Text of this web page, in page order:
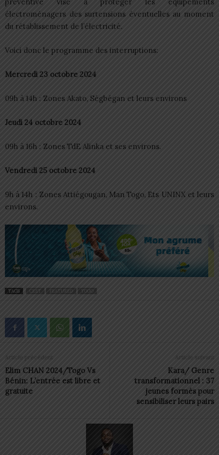
électroménagers des surtensions éventuelles au moment
du rétablissement de l’électricité.
Voici donc le programme des interruptions:
Mercredi 23 octobre 2024
09h à 14h : Zones Akato, Ségbégan et leurs environs
Jeudi 24 octobre 2024
09h à 16h : Zones TdE Alinka et ses environs.
Vendredi 25 octobre 2024
9h à 14h : Zones Attiégougan, Man Togo, Ets UNINX et leurs
environs.
TAGS CEET FEATURED TOGO
Article précédent
Elim CHAN 2024/Togo Vs
Bénin: L’entrée est libre et
gratuite
Article suivant
Kara/ Genre
transformationnel : 37
jeunes formés pour
sensibiliser leurs pairs